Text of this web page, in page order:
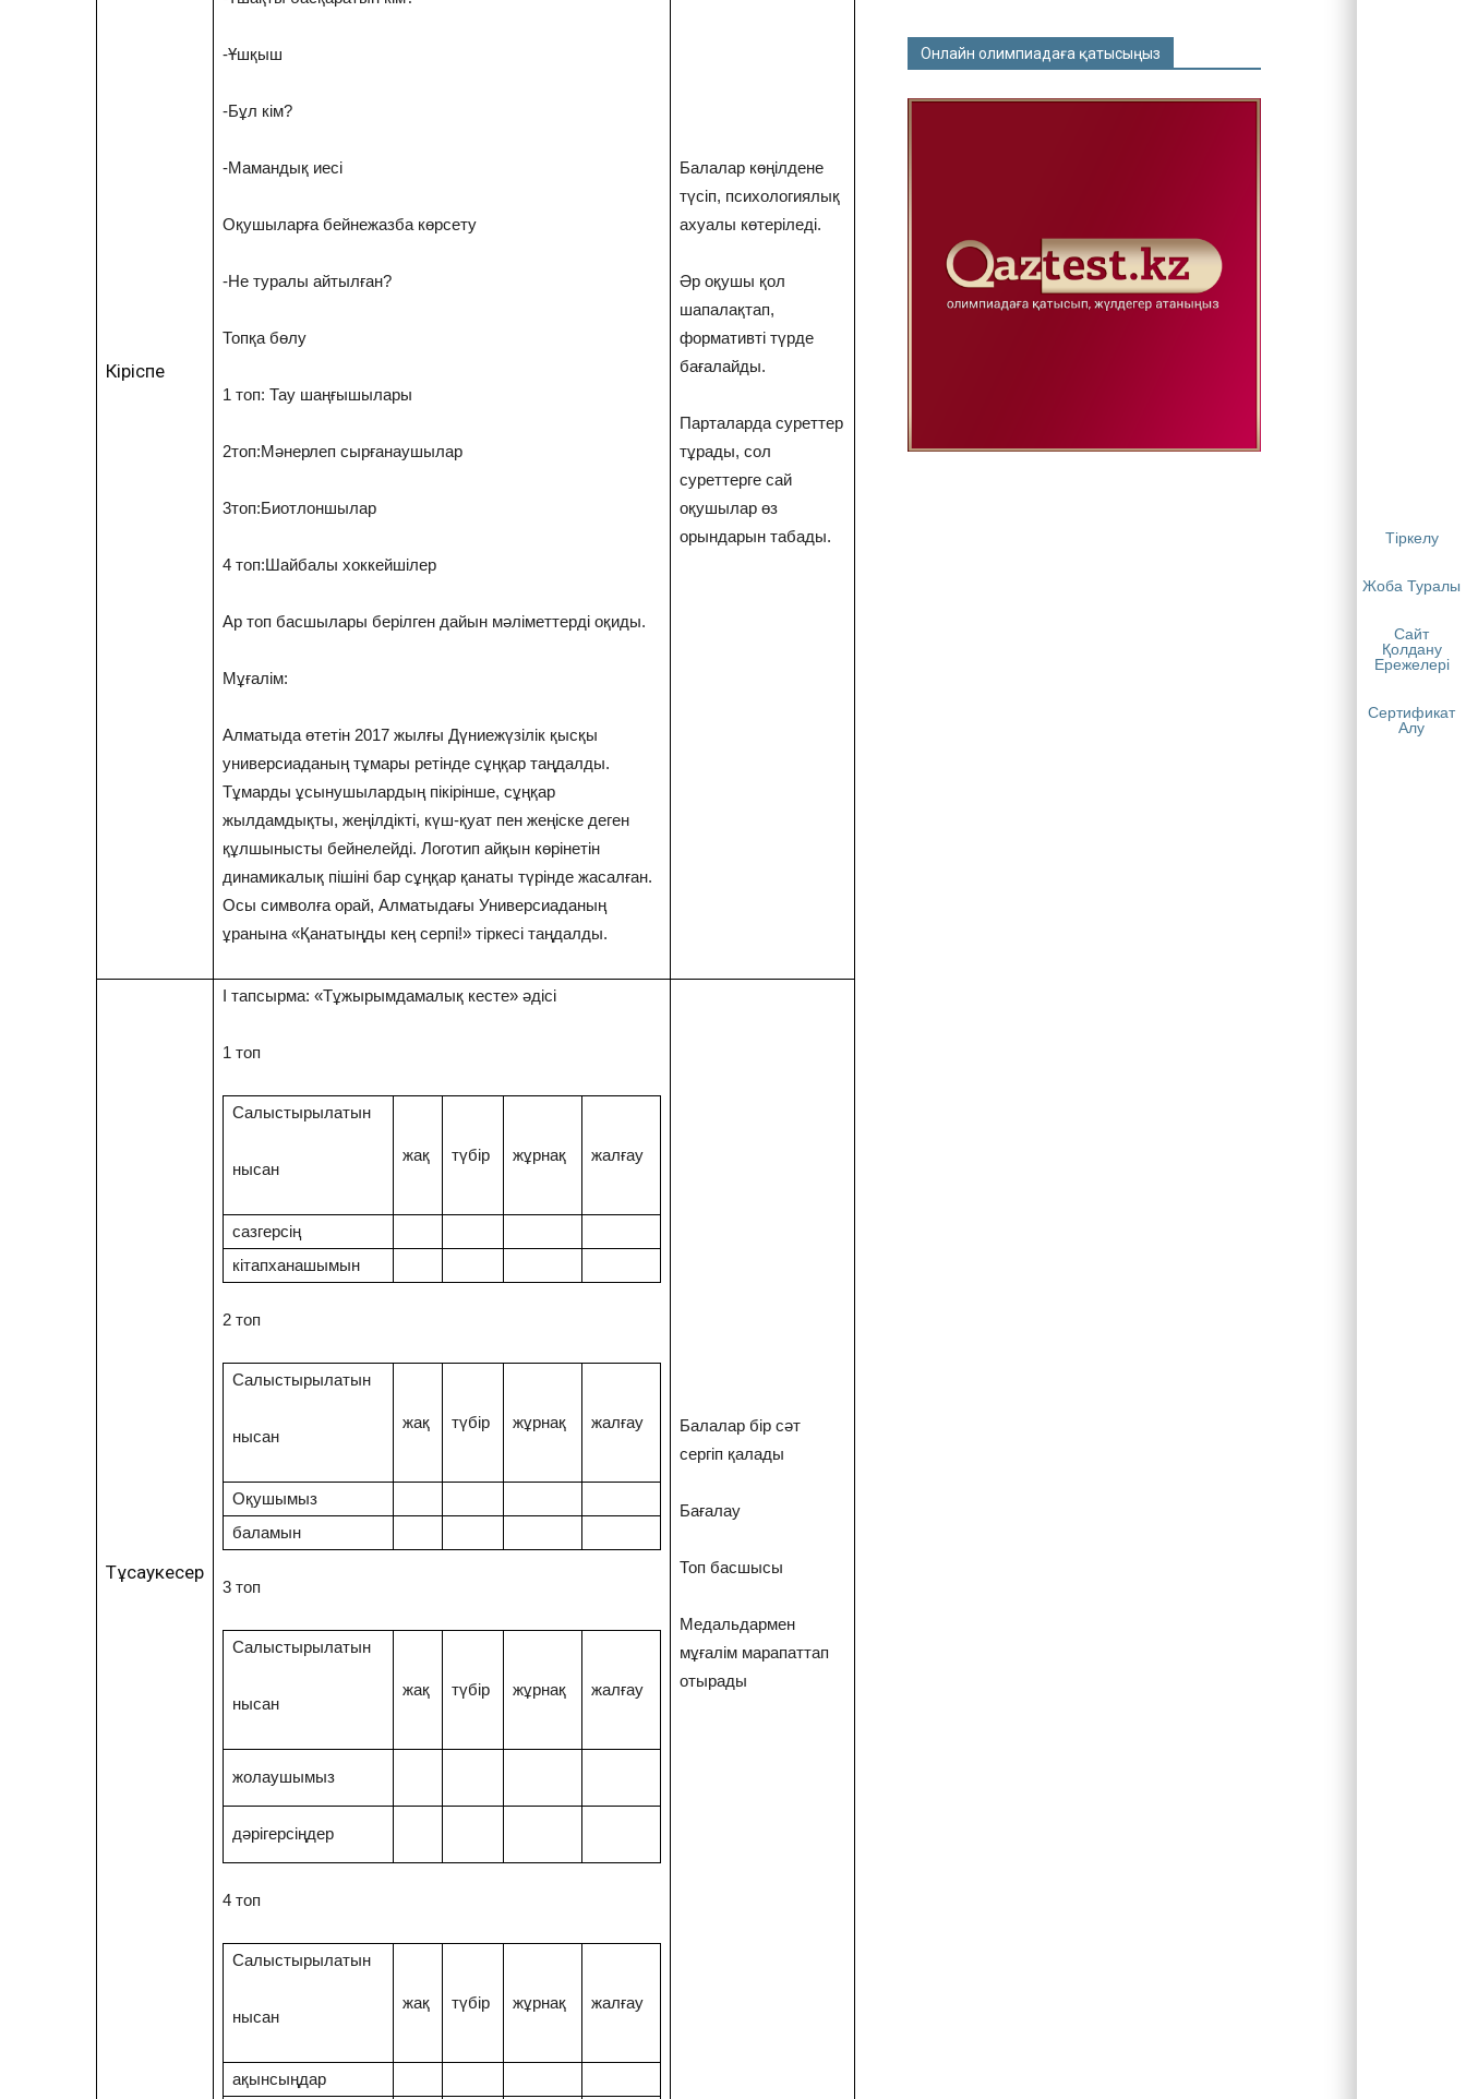
Тіркелу
Жоба Туралы
Сайт
Қолдану
Ережелері
Сертификат
Алу
Кіріспе
-Ұшқыш
-Бұл кім?
-Мамандық иесі
Оқушыларға бейнежазба көрсету
-Не туралы айтылған?
Топқа бөлу
1 топ: Тау шаңғышылары
2топ:Мәнерлеп сырғанаушылар
3топ:Биотлоншылар
4 топ:Шайбалы хоккейшілер
Ар топ басшылары берілген дайын мәліметтерді оқиды.
Мұғалім:
Алматыда өтетін 2017 жылғы Дүниежүзілік қысқы
универсиаданың тұмары ретінде сұңқар таңдалды.
Тұмарды ұсынушылардың пікірінше, сұңқар
жылдамдықты, жеңілдікті, күш-қуат пен жеңіске деген
құлшынысты бейнелейді. Логотип айқын көрінетін
динамикалық пішіні бар сұңқар қанаты түрінде жасалған.
Осы символға орай, Алматыдағы Универсиаданың
ұранына «Қанатыңды кең серпі!» тіркесі таңдалды.
Балалар көңілдене
түсіп, психологиялық
ахуалы көтеріледі.
Әр оқушы қол
шапалақтап,
формативті түрде
бағалайды.
Парталарда суреттер
тұрады, сол
суреттерге сай
оқушылар өз
орындарын табады.
Тұсаукесер
І тапсырма: «Тұжырымдамалық кесте» әдісі
1 топ
Салыстырылатын
нысан
жақ түбір жұрнақ жалғау
сазгерсің
кітапханашымын
2 топ
Салыстырылатын
нысан
жақ түбір жұрнақ жалғау
Оқушымыз
баламын
3 топ
Салыстырылатын
нысан
жақ түбір жұрнақ жалғау
жолаушымыз
дәрігерсіңдер
4 топ
Салыстырылатын
нысан
жақ түбір жұрнақ жалғау
ақынсыңдар
Балалар бір сәт
сергіп қалады
Бағалау
Топ басшысы
Медальдармен
мұғалім марапаттап
отырады
Онлайн олимпиадаға қатысыңыз